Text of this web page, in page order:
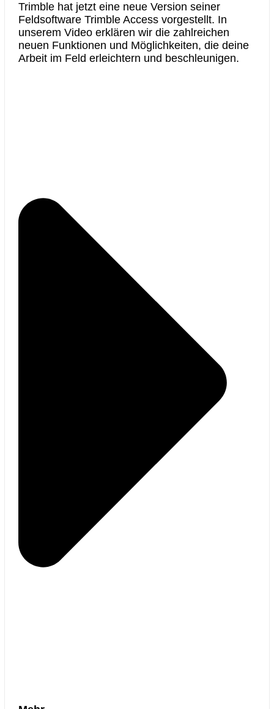
Trimble hat jetzt eine neue Version seiner
Feldsoftware Trimble Access vorgestellt. In
unserem Video erklären wir die zahlreichen
neuen Funktionen und Möglichkeiten, die deine
Arbeit im Feld erleichtern und beschleunigen.